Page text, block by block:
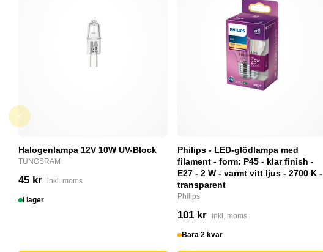
Halogenlampa 12V 10W UV-Block
TUNGSRAM
45 kr inkl. moms
I lager
Philips - LED-glödlampa med
filament - form: P45 - klar finish -
E27 - 2 W - varmt vitt ljus - 2700 K -
transparent
Philips
101 kr inkl. moms
Bara 2 kvar